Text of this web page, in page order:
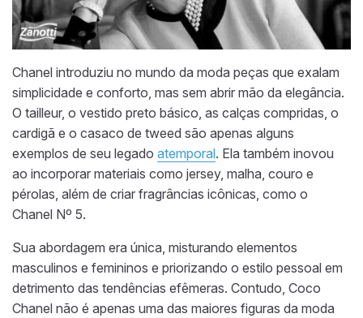
Chanel introduziu no mundo da moda peças que exalam
simplicidade e conforto, mas sem abrir mão da elegância.
O tailleur, o vestido preto básico, as calças compridas, o
cardigã e o casaco de tweed são apenas alguns
exemplos de seu legado atemporal. Ela também inovou
ao incorporar materiais como jersey, malha, couro e
pérolas, além de criar fragrâncias icônicas, como o
Chanel Nº 5.
Sua abordagem era única, misturando elementos
masculinos e femininos e priorizando o estilo pessoal em
detrimento das tendências efêmeras. Contudo, Coco
Chanel não é apenas uma das maiores figuras da moda